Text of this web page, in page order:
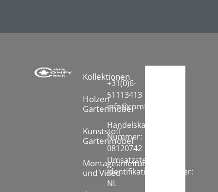
Kollektionen
Holzen
Gartenmöbel
Kunststoff
Gartenmöbel
Montageanleitung
und Video
+31(0)6-
51113413
info@comfychair.nl
Handelskammer
Nummer:
08120742
Umsatzsteuer-
Identifikationsnummer:
NL